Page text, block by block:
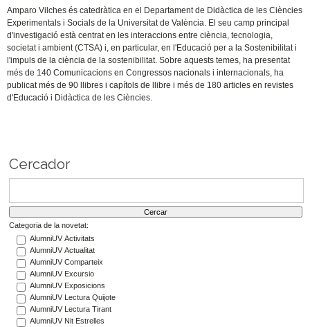
Amparo Vilches és catedràtica en el Departament de Didàctica de les Ciències
Experimentals i Socials de la Universitat de València. El seu camp principal
d'investigació està centrat en les interaccions entre ciència, tecnologia,
societat i ambient (CTSA) i, en particular, en l'Educació per a la Sostenibilitat i
l'impuls de la ciència de la sostenibilitat. Sobre aquests temes, ha presentat
més de 140 Comunicacions en Congressos nacionals i internacionals, ha
publicat més de 90 llibres i capítols de llibre i més de 180 articles en revistes
d'Educació i Didàctica de les Ciències.
Cercador
Categoria de la novetat:
AlumniUV Activitats
AlumniUV Actualitat
AlumniUV Comparteix
AlumniUV Excursio
AlumniUV Exposicions
AlumniUV Lectura Quijote
AlumniUV Lectura Tirant
AlumniUV Nit Estrelles